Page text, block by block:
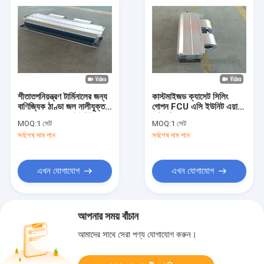
শীতাতপনিয়ন্ত্রণ টার্মিনালের জন্য
বাণিজ্যিক ঠাণ্ডা জল নালীযুক্ত
MOQ:1 সেট
সর্বশেষ দাম পান
এখন যোগাযোগ
কাস্টমাইজড ক্যাসেট সিলিং
গোপন FCU এসি ইউনিট এয়ার
MOQ:1 সেট
সর্বশেষ দাম পান
এখন যোগাযোগ
আপনার সময় বাঁচান
আমাদের সাথে সেরা পণ্য যোগাযোগ করুন।